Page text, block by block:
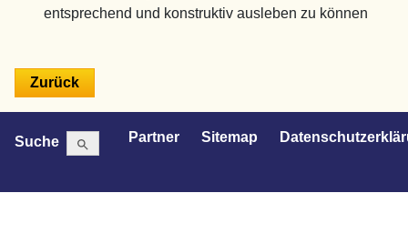
entsprechend und konstruktiv ausleben zu können
Suche Search
for:
Search Button Partner Sitemap